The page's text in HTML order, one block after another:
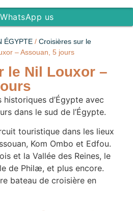
WhatsApp us
ÉGYPTE / Croisières sur le
– Assouan, 5 jours
le Nil Louxor –
d’Égypte avec
dans le sud de l’Égypte.
touristique dans les lieux
Kom Ombo et Edfou.
et la Vallée des Reines, le
de Philæ, et plus encore.
bateau de croisière en